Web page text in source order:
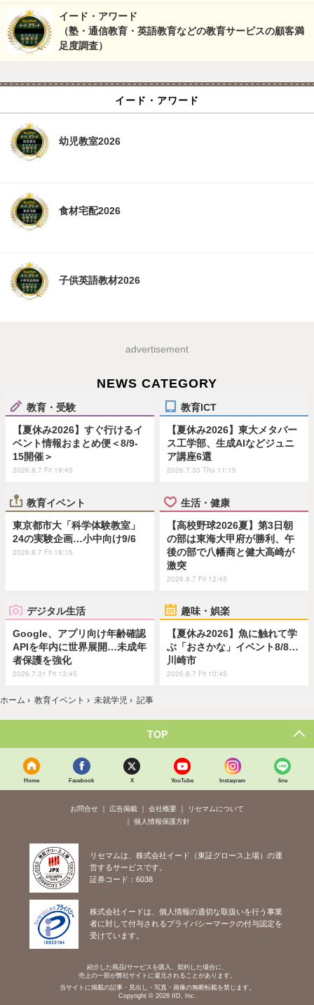
イード・アワード
（塾・通信教育・英語教育などの教育サービスの顧客満
足度調査）
イード・アワード
幼児教室2026
食材宅配2026
子供英語教材2026
advertisement
NEWS CATEGORY
教育・受験
【夏休み2026】すぐ行けるイ
ベント情報おまとめ便＜8/9-
15開催＞
2026.8.7 Fri 19:45
教育ICT
【夏休み2026】東大メタバー
ス工学部、生成AIなどジュニ
ア講座6選
2026.7.30 Thu 11:15
教育イベント
東京都市大「科学体験教室」
24の実験企画…小中向け9/6
2026.8.7 Fri 18:15
生活・健康
【高校野球2026夏】第3日朝
の部は東海大甲府が勝利、午
後の部で八幡商と健大高崎が
激突
2026.8.7 Fri 12:45
デジタル生活
Google、アプリ向け年齢確認
APIを年内に世界展開…未成年
者保護を強化
2026.7.31 Fri 13:45
趣味・娯楽
【夏休み2026】魚に触れて学
ぶ「おさかな」イベント8/8…
川崎市
2026.8.7 Fri 10:45
ホーム › 教育イベント › 未就学児 › 記事
TOP
Home Facebook X YouTube Instagram line
お問合せ 広告掲載 会社概要
リセマムについて
個人情報保護方針
リセマムは、株式会社イード（東証グロース上場）の運
営するサービスです。
証券コード：6038
株式会社イードは、個人情報の適切な取扱いを行う事業
者に対して付与されるプライバシーマークの付与認定を
受けています。
紹介した商品/サービスを購入、契約した場合に、
売上の一部が弊社サイトに還元されることがあります。
当サイトに掲載の記事・見出し・写真・画像の無断転載を禁じます。
Copyright © 2026 IID, Inc.